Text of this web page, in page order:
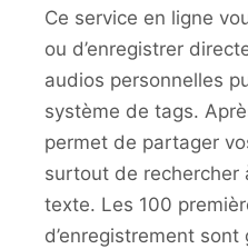
Ce service en ligne
ou d’enregistrer
audios personnelles
système de tags.
permet de partager
surtout de rechercher
texte. Les 100
d’enregistrement